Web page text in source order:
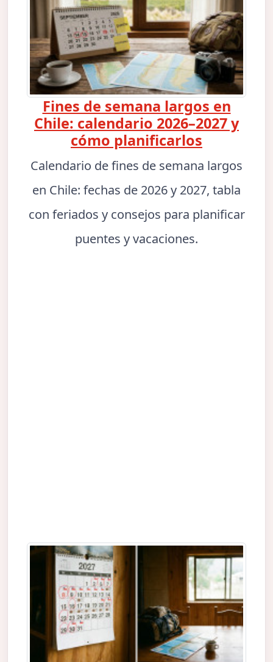
Fines de semana largos en
Chile: calendario 2026–2027 y
cómo planificarlos
Calendario de fines de semana largos
en Chile: fechas de 2026 y 2027, tabla
con feriados y consejos para planificar
puentes y vacaciones.